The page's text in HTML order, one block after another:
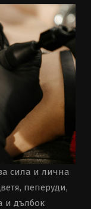
сила и лична
пеперуди,
и дълбок